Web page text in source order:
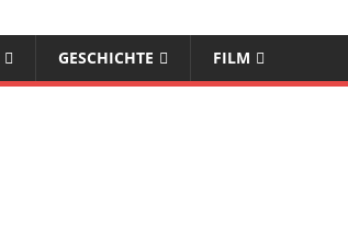
GESCHICHTE FILM